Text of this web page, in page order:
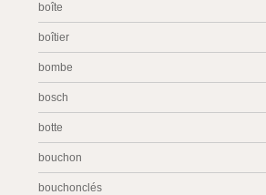
boîte
boîtier
bombe
bosch
botte
bouchon
bouchonclés